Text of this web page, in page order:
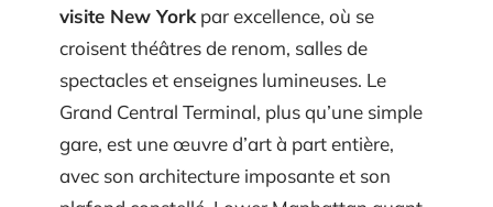
visite New York par excellence, où se
croisent théâtres de renom, salles de
spectacles et enseignes lumineuses. Le
Grand Central Terminal, plus qu’une simple
gare, est une œuvre d’art à part entière,
avec son architecture imposante et son